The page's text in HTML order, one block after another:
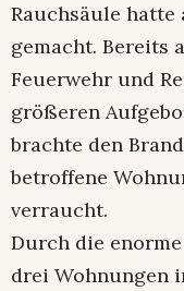
Rauchsäule hatte
gemacht. Bereits
Feuerwehr und
größeren
brachte den
betroffene
verraucht.
Durch die
drei Wohnungen